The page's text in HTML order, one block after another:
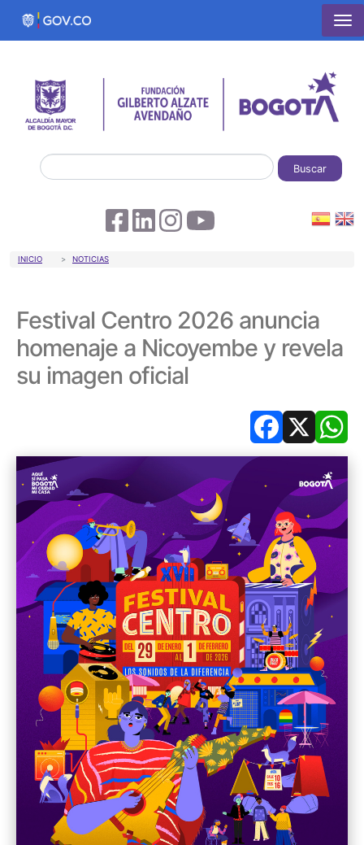
Pasar al contenido principal
Buscar
Sobrescribir enlaces de ayuda a la
INICIO NOTICIAS
Festival Centro 2026 anuncia
homenaje a Nicoyembe y revela
su imagen oficial
Facebook
X